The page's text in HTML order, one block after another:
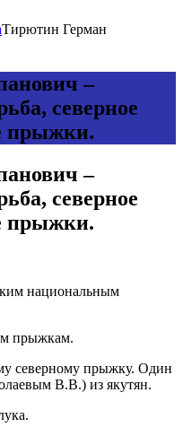
Тирютин Герман
–
северное
прыжки.
–
северное
прыжки.
национальным
прыжкам.
северному прыжку. Один
В.В.) из якутян.